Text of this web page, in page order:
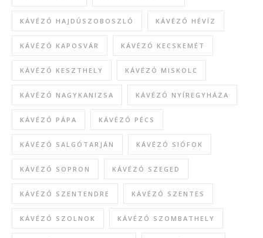
KÁVÉZÓ HAJDÚSZOBOSZLÓ KÁVÉZÓ HÉVÍZ
KÁVÉZÓ KAPOSVÁR KÁVÉZÓ KECSKEMÉT
KÁVÉZÓ KESZTHELY KÁVÉZÓ MISKOLC
KÁVÉZÓ NAGYKANIZSA KÁVÉZÓ NYÍREGYHÁZA
KÁVÉZÓ PÁPA KÁVÉZÓ PÉCS
KÁVÉZÓ SALGÓTARJÁN KÁVÉZÓ SIÓFOK
KÁVÉZÓ SOPRON KÁVÉZÓ SZEGED
KÁVÉZÓ SZENTENDRE KÁVÉZÓ SZENTES
KÁVÉZÓ SZOLNOK KÁVÉZÓ SZOMBATHELY